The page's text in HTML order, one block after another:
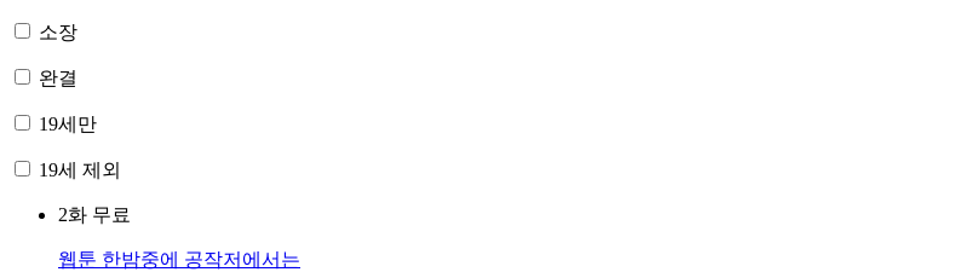
소장
완결
19세만
19세 제외
2화 무료
웹툰 한밤중에 공작저에서는